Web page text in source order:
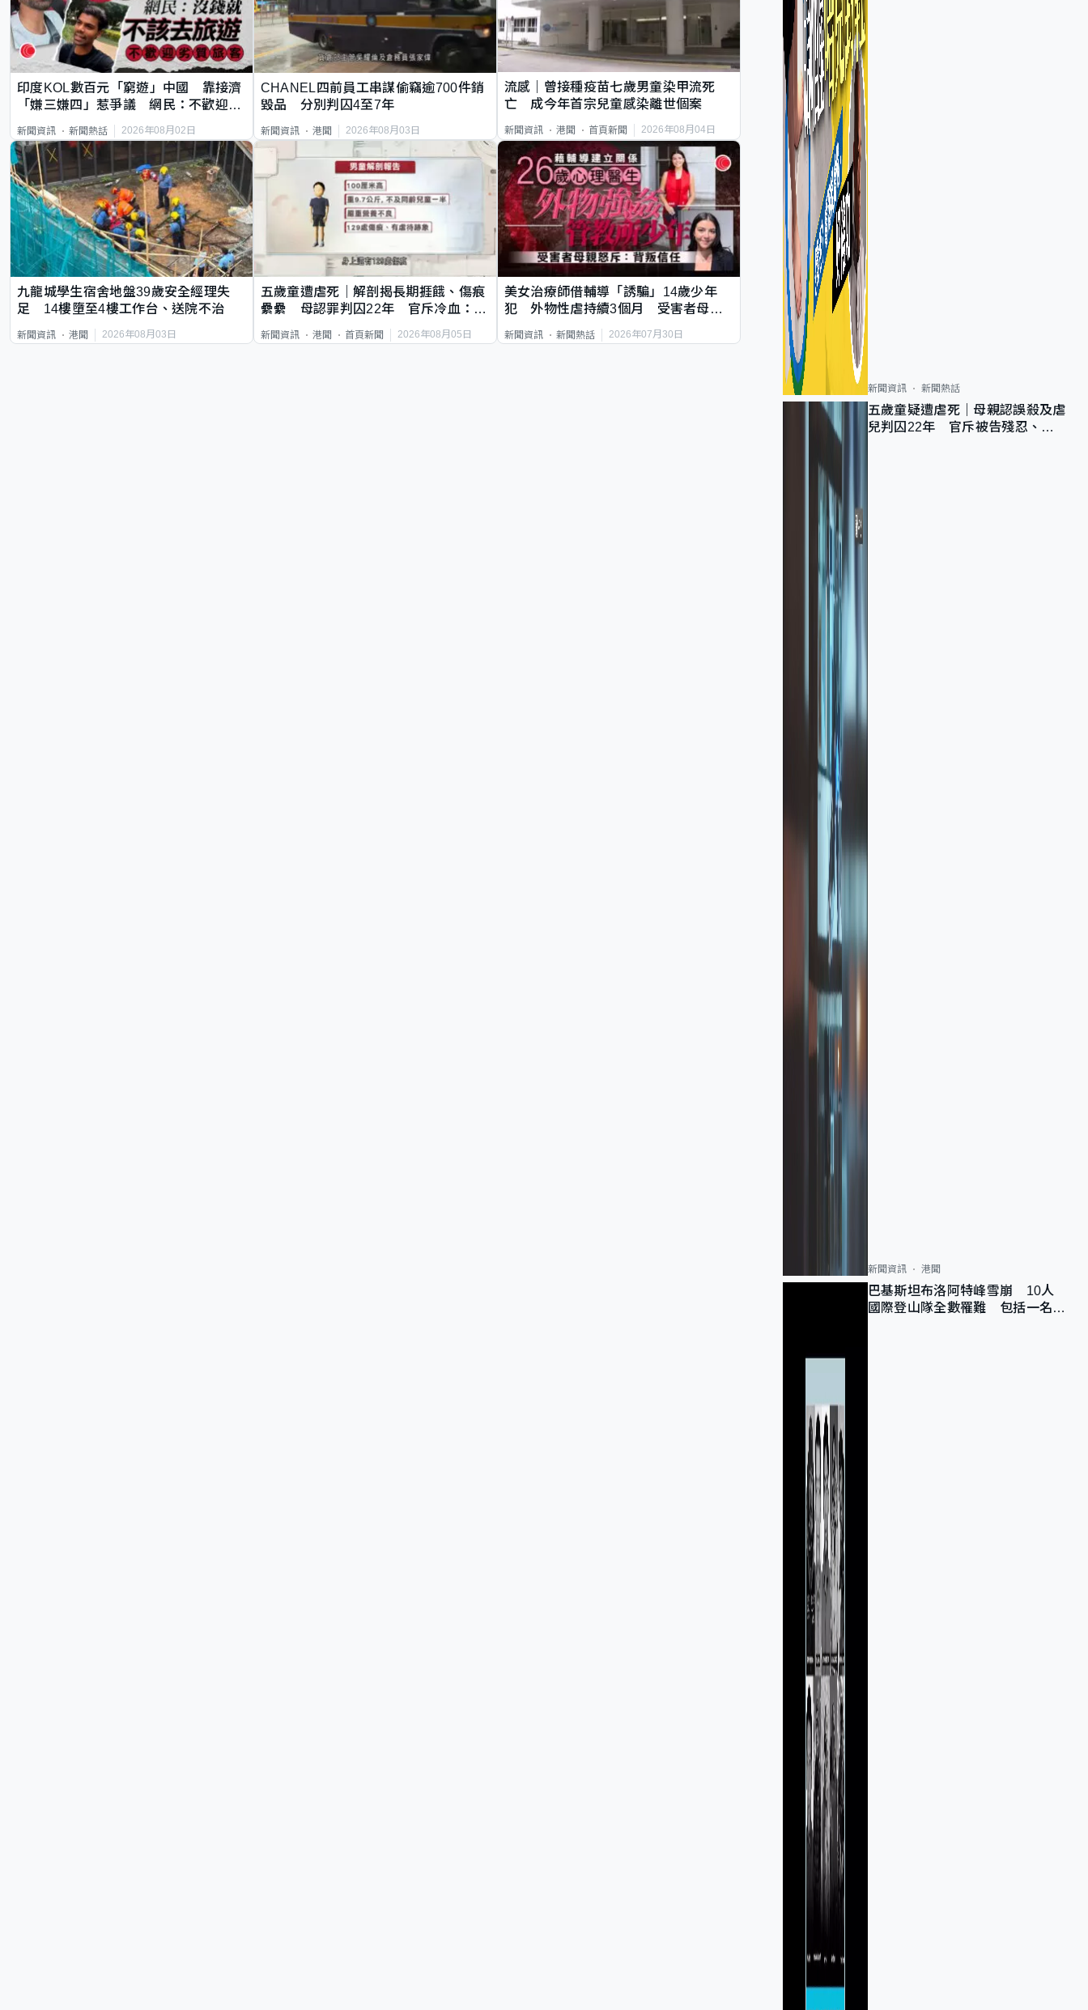
印度KOL數百元「窮遊」中國 靠接濟
「嫌三嫌四」惹爭議 網民：不歡迎劣
新聞資訊 新聞熱話 2026年08月02日
CHANEL四前員工串謀偷竊逾700件銷
毀品 分別判囚4至7年
新聞資訊 港聞 2026年08月03日
流感｜曾接種疫苗七歲男童染甲流死
亡 成今年首宗兒童感染離世個案
新聞資訊 港聞 首頁新聞 2026年08月04日
九龍城學生宿舍地盤39歲安全經理失
足 14樓墮至4樓工作台、送院不治
新聞資訊 港聞 2026年08月03日
五歲童遭虐死｜解剖揭長期捱餓、傷痕
纍纍 母認罪判囚22年 官斥冷血：同
新聞資訊 港聞 首頁新聞 2026年08月05日
美女治療師借輔導「誘騙」14歲少年
犯 外物性虐持續3個月 受害者母：
新聞資訊 新聞熱話 2026年07月30日
新聞資訊 新聞熱話
五歲童疑遭虐死｜母親認誤殺及虐
兒判囚22年 官斥被告殘忍、同
新聞資訊 港聞
巴基斯坦布洛阿特峰雪崩 10人
國際登山隊全數罹難 包括一名中